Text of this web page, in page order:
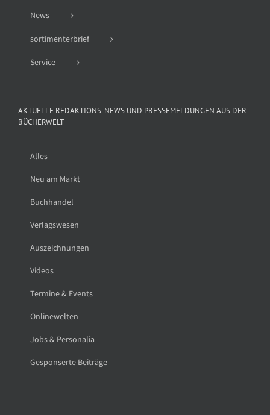
News
sortimenterbrief
Service
AKTUELLE REDAKTIONS-NEWS UND PRESSEMELDUNGEN AUS DER
BÜCHERWELT
Alles
Neu am Markt
Buchhandel
Verlagswesen
Auszeichnungen
Videos
Termine & Events
Onlinewelten
Jobs & Personalia
Gesponserte Beiträge